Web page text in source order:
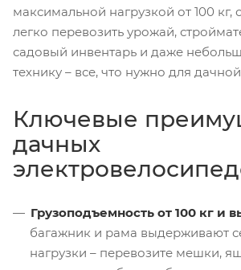
максимальной нагрузкой от 100 кг,
легко перевозить урожай,
садовый инвентарь и даже
технику – все, что нужно для
Ключевые
дачных
Грузоподъемность от 100 кг и
багажник и рама выдерживают
нагрузки – перевозите мешки,